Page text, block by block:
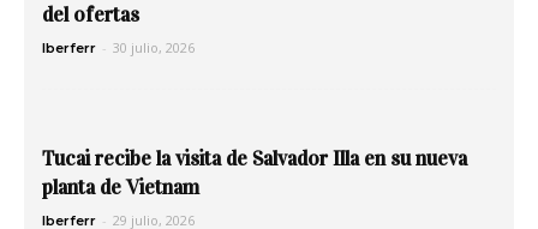
del ofertas
Iberferr - 30 julio, 2026
Tucai recibe la visita de Salvador Illa en su nueva
planta de Vietnam
Iberferr - 29 julio, 2026